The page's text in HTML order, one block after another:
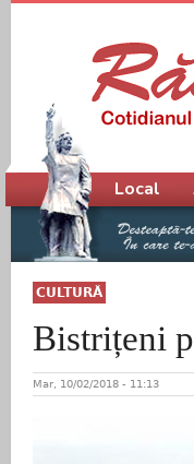
CULTURĂ
Bistrițeni
Mar, 10/02/2018 - 11:13
Meniu principal
Local